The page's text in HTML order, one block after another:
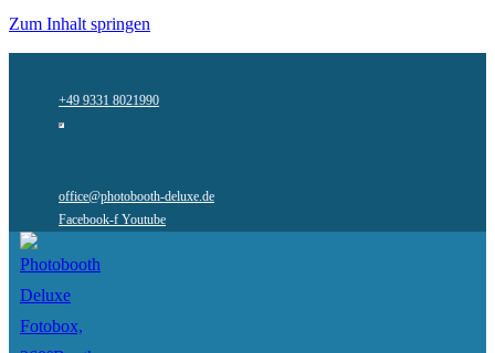
Zum Inhalt springen
+49 9331 8021990
office@photobooth-deluxe.de
Facebook-f Youtube